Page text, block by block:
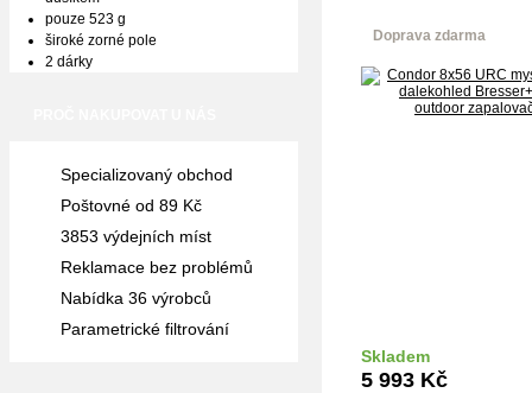
Doprava zdarma
Skladem
5 993 Kč
pouze 523 g
široké zorné pole
2 dárky
Specializovaný obchod
Poštovné od 89 Kč
3853 výdejních míst
Reklamace bez problémů
Nabídka 36 výrobců
Parametrické filtrování